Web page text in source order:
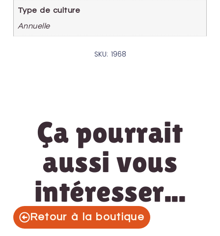
Type de culture
Annuelle
SKU: 1968
Ça pourrait
aussi vous
intéresser...
Retour à la boutique